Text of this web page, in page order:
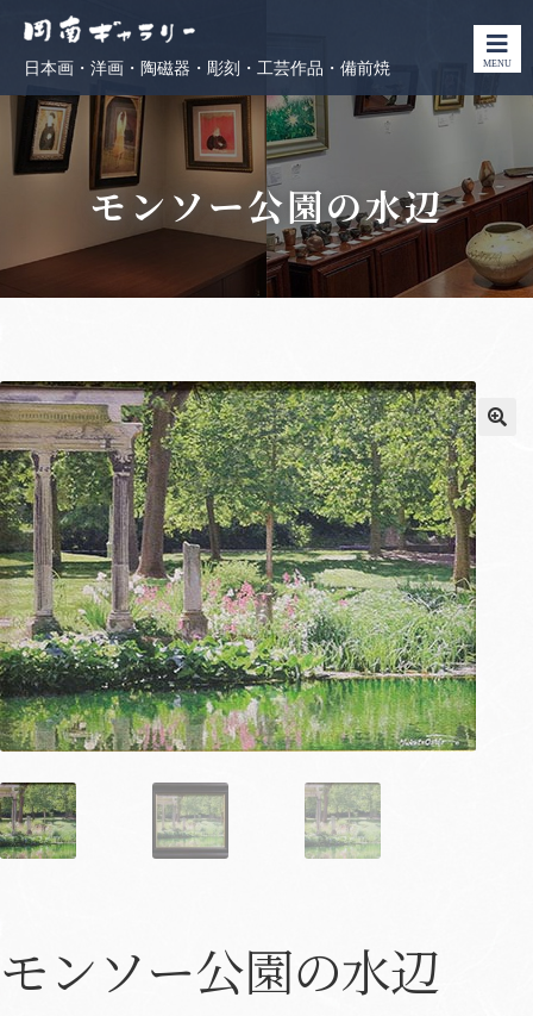
日本画・洋画・陶磁器・彫刻・工芸作品・備前焼 MENU
モンソー公園の水辺
モンソー公園の水辺